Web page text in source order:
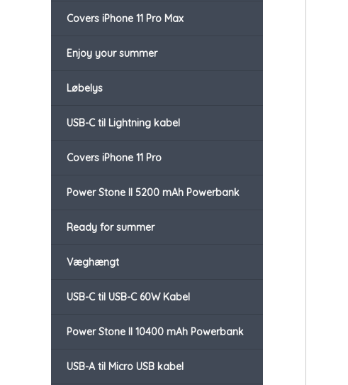
Covers iPhone 11 Pro Max
Enjoy your summer
Løbelys
USB-C til Lightning kabel
Covers iPhone 11 Pro
Power Stone II 5200 mAh Powerbank
Ready for summer
Væghængt
USB-C til USB-C 60W Kabel
Power Stone II 10400 mAh Powerbank
USB-A til Micro USB kabel